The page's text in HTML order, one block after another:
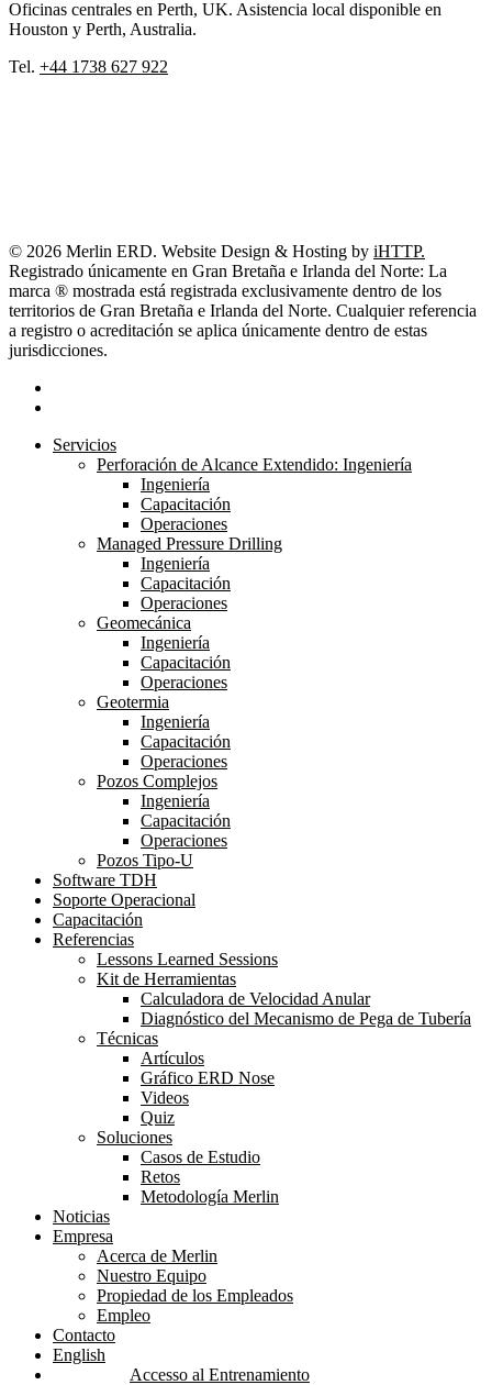
Oficinas centrales en Perth, UK. Asistencia local disponible en
Houston y Perth, Australia.
Tel. +44 1738 627 922
© 2026 Merlin ERD. Website Design & Hosting by iHTTP.
Registrado únicamente en Gran Bretaña e Irlanda del Norte: La
marca ® mostrada está registrada exclusivamente dentro de los
territorios de Gran Bretaña e Irlanda del Norte. Cualquier referencia
a registro o acreditación se aplica únicamente dentro de estas
jurisdicciones.
Close
Servicios
Perforación de Alcance Extendido: Ingeniería
Ingeniería
Capacitación
Operaciones
Managed Pressure Drilling
Ingeniería
Capacitación
Operaciones
Geomecánica
Ingeniería
Capacitación
Operaciones
Geotermia
Ingeniería
Capacitación
Operaciones
Pozos Complejos
Ingeniería
Capacitación
Operaciones
Pozos Tipo-U
Software TDH
Soporte Operacional
Capacitación
Referencias
Lessons Learned Sessions
Kit de Herramientas
Calculadora de Velocidad Anular
Diagnóstico del Mecanismo de Pega de Tubería
Técnicas
Artículos
Gráfico ERD Nose
Videos
Quiz
Soluciones
Casos de Estudio
Retos
Metodología Merlin
Noticias
Empresa
Acerca de Merlin
Nuestro Equipo
Propiedad de los Empleados
Empleo
Contacto
English
Accesso al Entrenamiento